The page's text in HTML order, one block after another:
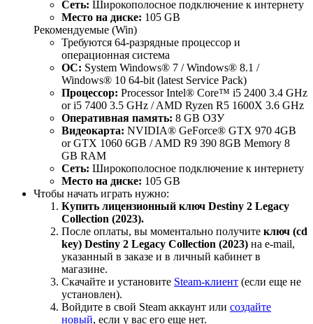
Сеть: Широкополосное подключение к интернету
Место на диске: 105 GB
Рекомендуемые (Win)
Требуются 64-разрядные процессор и
операционная система
ОС: System Windows® 7 / Windows® 8.1 /
Windows® 10 64-bit (latest Service Pack)
Процессор: Processor Intel® Core™ i5 2400 3.4 GHz
or i5 7400 3.5 GHz / AMD Ryzen R5 1600X 3.6 GHz
Оперативная память: 8 GB ОЗУ
Видеокарта: NVIDIA® GeForce® GTX 970 4GB
or GTX 1060 6GB / AMD R9 390 8GB Memory 8
GB RAM
Сеть: Широкополосное подключение к интернету
Место на диске: 105 GB
Чтобы начать играть нужно:
Купить лицензионный ключ Destiny 2 Legacy
Collection (2023).
После оплаты, вы моментально получите ключ (cd
key) Destiny 2 Legacy Collection (2023) на е-mail,
указанный в заказе и в личный кабинет в
магазине.
Скачайте и установите Steam-клиент (если еще не
установлен).
Войдите в свой Steam аккаунт или создайте
новый, если у вас его еще нет.